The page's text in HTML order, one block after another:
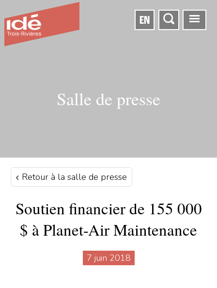
EN
Salle de presse
Retour à la salle de presse
Soutien financier de 155 000
$ à Planet-Air Maintenance
7 juin 2018